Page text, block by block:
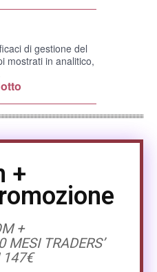
di gestione del
mostrati in analitico,
+
+
TRADERS’
147€